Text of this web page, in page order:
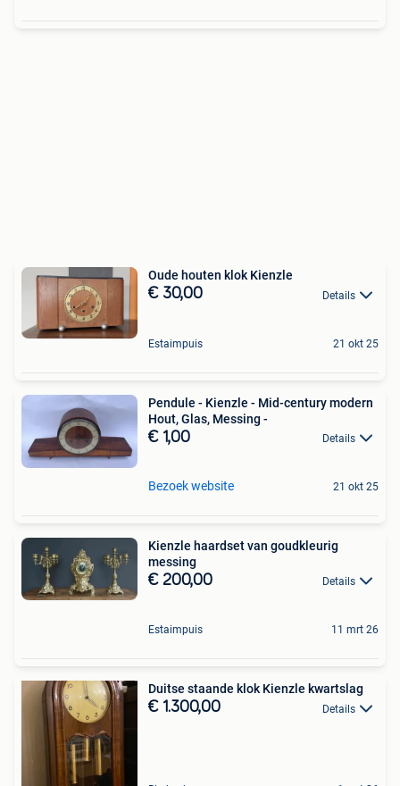
Oude houten klok Kienzle
€ 30,00 Details
Estaimpuis 21 okt 25
Pendule - Kienzle - Mid-century modern
Hout, Glas, Messing -
€ 1,00 Details
Bezoek website 21 okt 25
Kienzle haardset van goudkleurig
messing
€ 200,00 Details
Estaimpuis 11 mrt 26
Duitse staande klok Kienzle kwartslag
€ 1.300,00 Details